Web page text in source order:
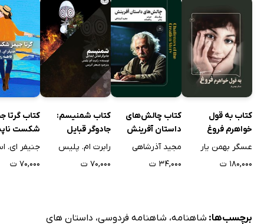
کتاب به قول
خواهرم فروغ
عسگر بهمن یار
۱۸۰,۰۰۰ ت
کتاب چالش‌های
داستان آفرینش
مجید آذرشاهی
۳۴,۰۰۰ ت
کتاب شمنیسم:
جادوگر قبایل
ابتدایی
رابرت ام. پلیس
۷۰,۰۰۰ ت
کتاب گرتا
شکست
جنیفر ای.
۷۰,۰۰۰ ت
برچسب‌ها: شاهنامه، شاهنامه فردوسی، داستان های